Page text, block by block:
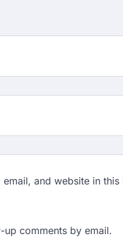
email, and website in
comments by email.